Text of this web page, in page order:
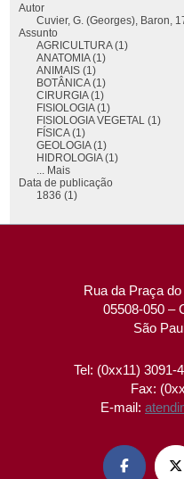
Autor
Cuvier, G. (Georges), Baron,
Assunto
AGRICULTURA (1)
ANATOMIA (1)
ANIMAIS (1)
BOTÂNICA (1)
CIRURGIA (1)
FISIOLOGIA (1)
FISIOLOGIA VEGETAL (1)
FÍSICA (1)
GEOLOGIA (1)
HIDROLOGIA (1)
... Mais
Data de publicação
1836 (1)
Rua da Praça
05508-050 –
São
Tel: (0xx11) 3091-
Fax:
E-mail:
 